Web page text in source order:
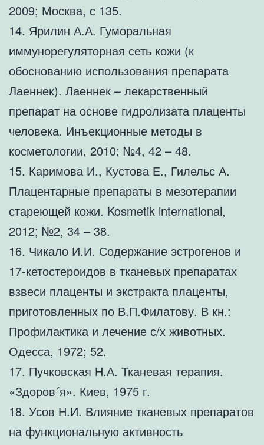
2009; Москва, с 135.
14. Ярилин А.А. Гуморальная
иммунорегуляторная сеть кожи (к
обоснованию использования препарата
Лаеннек). Лаеннек – лекарственный
препарат на основе гидролизата плаценты
человека. Инъекционные методы в
косметологии, 2010; №4, 42 – 48.
15. Каримова И., Кустова Е., Гилельс А.
Плацентарные препараты в мезотерапии
стареющей кожи. Kosmetik international,
2012; №2, 34 – 38.
16. Чикало И.И. Содержание эстрогенов и
17-кетостероидов в тканевых препаратах
взвеси плаценты и экстракта плаценты,
приготовленных по В.П.Филатову. В кн.:
Профилактика и лечение с/х животных.
Одесса, 1972; 52.
17. Пучковская Н.А. Тканевая терапия.
«Здоров´я». Киев, 1975 г.
18. Усов Н.И. Влияние тканевых препаратов
на функциональную активность